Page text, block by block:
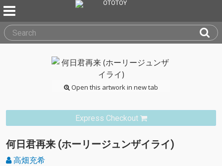
Open this artwork in new tab
Express Checkout
何日君再来 (ホーリージュンザイライ)
高畑充希